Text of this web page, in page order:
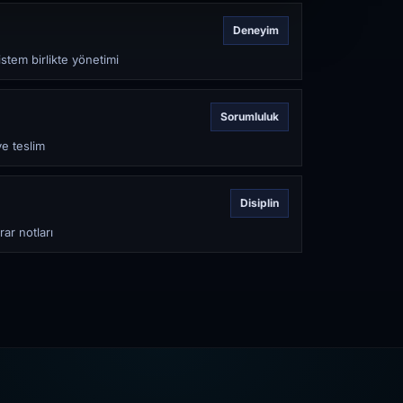
Deneyim
birlikte yönetimi
Sorumluluk
teslim
Disiplin
notları